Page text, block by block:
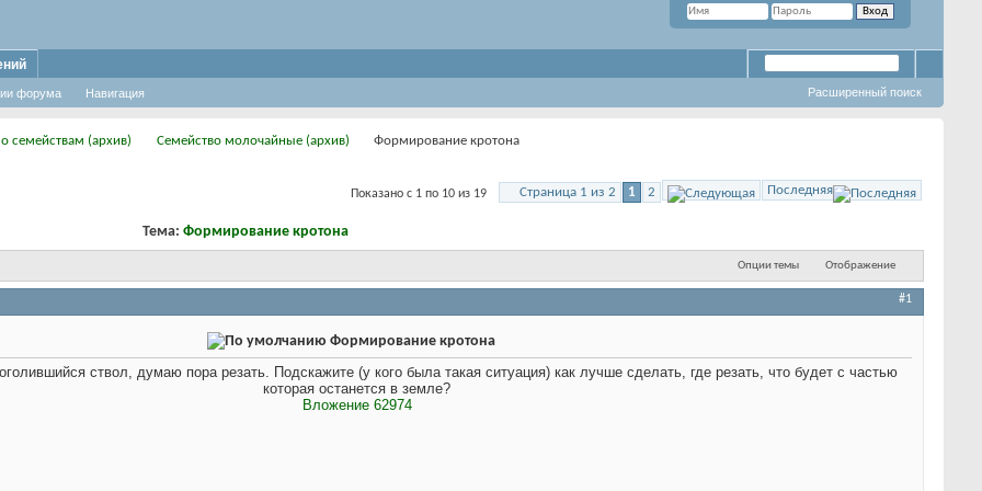
форума Навигация Расширенный поиск
семействам (архив) Семейство молочайные (архив) Формирование кротона
Страница 1 из 2 1 2 Последняя
Показано с 1 по 10 из 19
Тема: Формирование кротона
Опции темы Отображение
#1
Формирование кротона
ствол, думаю пора резать. Подскажите (у кого была такая ситуация) как лучше сделать, где резать, что будет с частью
которая останется в земле?
Вложение 62974